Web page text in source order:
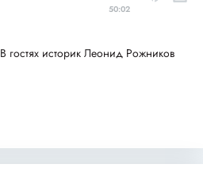
50:02
В гостях историк Леонид Рожников